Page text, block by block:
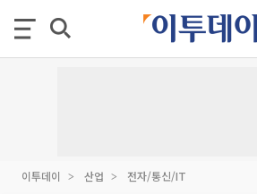
이투데이 산업 전자/통신/IT